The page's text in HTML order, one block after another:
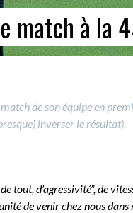
match à la
de son équipe en
inverser le résultat).
tout, d’agressivité”, de
de venir chez nous dans